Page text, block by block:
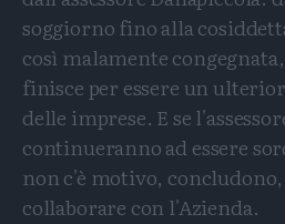
soggiorno fino alla
così malamente
finisce per essere un
delle imprese. E se
continueranno ad essere
non c'è motivo,
collaborare con l'Azienda.